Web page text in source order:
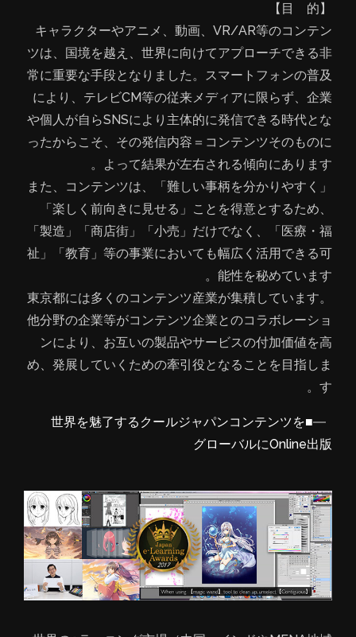
【目 的】
キャラクターやアニメ、動画、VR/AR等のコンテン
ツは、国境を越え、世界に向けてアプローチできる非
常に重要な手段となりました。スマートフォンの普及
により、テレビCM等の従来メディアに限らず、企業
や個人が自らSNSにより主体的に発信できる時代とな
ったからこそ、その発信内容＝コンテンツそのものに
よって結果が左右される傾向にあります。
また、コンテンツは、「難しい事柄を分かりやすく」
「楽しく前向きに見せる」ことを得意とするため、
「製造」「商店街」「小売」だけでなく、「医療・福
祉」「教育」等の事業においても幅広く活用できる可
能性を秘めています。
東京都には多くのコンテンツ産業が集積しています。
他分野の企業等がコンテンツ企業とのコラボレーショ
ンにより、お互いの製品やサービスの付加価値を高
め、発展していくための牽引役となることを目指しま
す。
■世界を魅了するクールジャパンコンテンツを
グローバルにOnline出版